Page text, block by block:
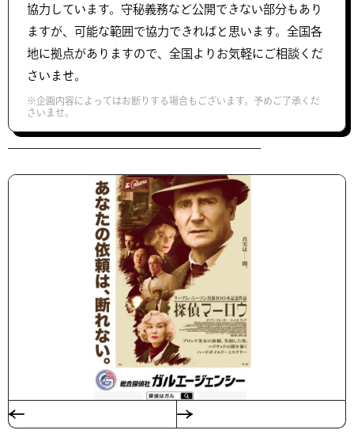
協力しています。守秘義務など公開できない部分もあり
ますが、可能な範囲で協力できればと思います。全国各
地に拠点がありますので、全国よりお気軽にご相談くだ
さいませ。
※企画内容によってはお断りする場合もございます。予めご了承くだ
さいませ。